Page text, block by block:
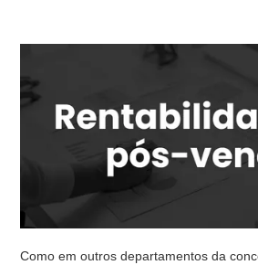
Como em outros departamentos da